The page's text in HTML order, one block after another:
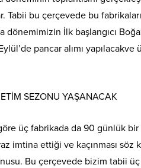
bu çerçevede bu
İlk başlangıcı
pancar alımı
SEZONU YAŞANACAK
üç fabrikada da 90 günlük
imtina ettiği ve kaçınması
Bu çerçevede bizim tabii